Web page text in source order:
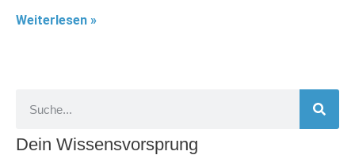
Weiterlesen »
Dein Wissensvorsprung